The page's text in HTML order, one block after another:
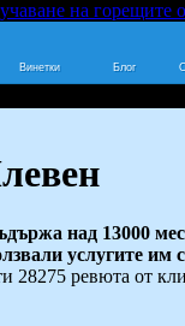
на горещите
Винетки Блог
над 13000
услугите им
28275 ревюта от